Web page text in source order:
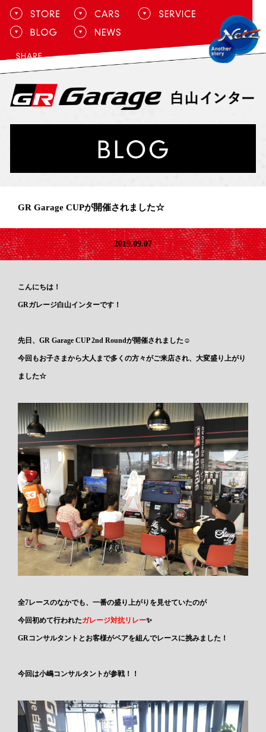
GR Garage CUPが開催されました☆
2019.09.07
こんにちは！
GRガレージ白山インターです！
先日、GR Garage CUP 2nd Roundが開催されました☺
今回もお子さまから大人まで多くの方々がご来店され、大変盛り上がり
ました☆
全7レースのなかでも、一番の盛り上がりを見せていたのが
今回初めて行われたガレージ対抗リレー✨
GRコンサルタントとお客様がペアを組んでレースに挑みました！
今回は小嶋コンサルタントが参戦！！